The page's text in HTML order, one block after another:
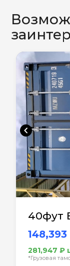
chevron_left
40фут
281,947 ₽
*Грузовая